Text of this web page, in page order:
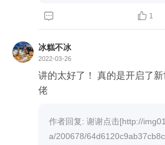
  1
冰糕不冰
2022-03-26
讲的太好了！ 真的是开启了
佬
作者回复: 谢谢点击[http://
a/200678/